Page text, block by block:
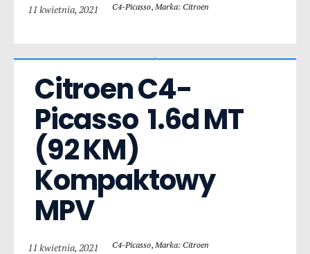
11 kwietnia, 2021 C4-Picasso, Marka: Citroen
Citroen C4-
Picasso  1.6d MT
(92 KM)
Kompaktowy
MPV
11 kwietnia, 2021 C4-Picasso, Marka: Citroen